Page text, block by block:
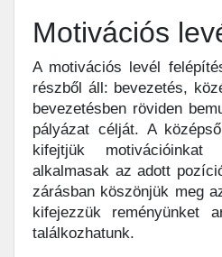
Motivációs
A motivációs levél
részből áll: bevezetés,
bevezetésben röviden
pályázat célját. A
kifejtjük
alkalmasak az adott
zárásban köszönjük meg
kifejezzük reményünket
találkozhatunk.